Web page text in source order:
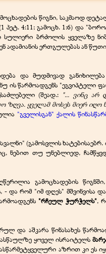
წიგნი, საკმაოდ
4:11; გამოცხ. 1:6) და
სულიერი ბრძოლის ყველაზე
ადამიანის ერთგულებას ან
და მუდმივად
ის წარმოადგენს "ეგვიპტელი
(შეად.: "... ვინც არ
ზღვა. ყველამ მოსეს მიერ
"გველისგან" ქალის
(გამოსვლის ხატებისაებრ.
ნებით თუ უნებლიედ,
გამოცხადების
- და რომ "იმ დღეს" მშვინვისა
"რჩეულ ჭურჭელს",
და აშკარა წინასახეს
ყოველ ისრაიტელს
აზრით კი ეს